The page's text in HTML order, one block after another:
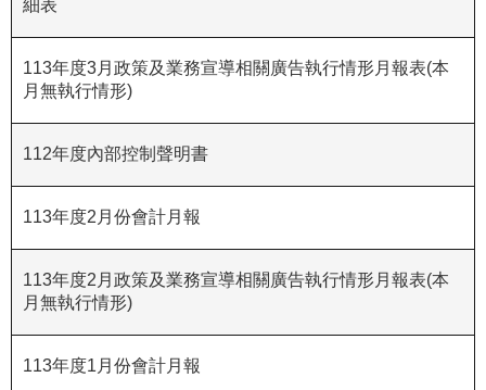
站
導
覽
S
網
料
開
放
宣
細表
113年度3月政策及業務宣導相關廣告執行情形月報表(本
月無執行情形)
112年度內部控制聲明書
113年度2月份會計月報
113年度2月政策及業務宣導相關廣告執行情形月報表(本
月無執行情形)
113年度1月份會計月報